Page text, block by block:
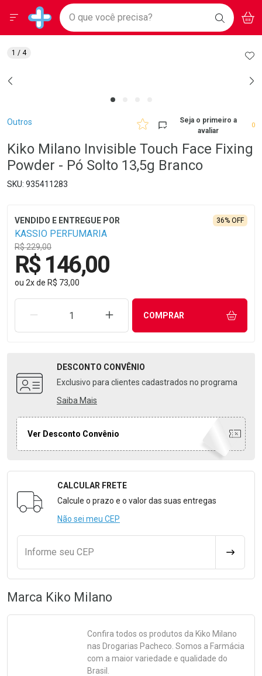
Drogarias Pacheco
Baixe nosso APP e aproveite Ofertas Exclusivas!
BAIXE
O APP
Ir direto para a home
pela página
Ir direto para o conteúdo
Ir direto para a busca
Ir direto para a conta
Faça a sua busca
O que você precisa? BUSCAR
Menu
Breadcrumb
Outros
Seja o primeiro a
avaliar
0
Kiko Milano Invisible Touch Face Fixing
Powder - Pó Solto 13,5g Branco
935411283
KASSIO PERFUMARIA
R$ 229,00
36% OFF
R$ 146,00
ou 2xde R$ 73,00
REMOVER UMA UNIDADEAUMENTAR UMA UNIDADE
COMPRAR
DESCONTO CONVÊNIO
Exclusivo para clientes cadastrados no programa
Saiba Mais
Ver Desconto Convênio
Formulário para Calcular o Frete
CALCULAR FRETE
Calcule o prazo e o valor das suas entregas
Não sei meu CEP
Informe seu CEP
1 / 4
Marca Kiko Milano
Confira todos os produtos da Kiko Milano
nas Drogarias Pacheco. Somos a Farmácia
com a maior variedade e qualidade do
Brasil.